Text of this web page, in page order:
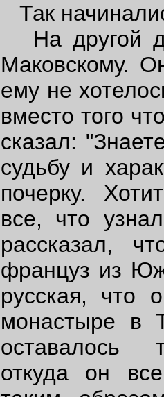
Так
На другой
Маковскому.
ему не
вместо того
сказал:
судьбу и
почерку.
все, что
рассказал,
француз из
русская, что
монастыре в
оставалось
откуда он